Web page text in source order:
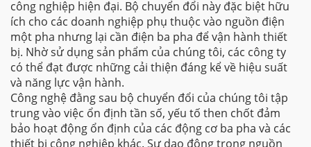
công nghiệp hiện đại. Bộ chuyển đổi này đặc biệt hữu
ích cho các doanh nghiệp phụ thuộc vào nguồn điện
một pha nhưng lại cần điện ba pha để vận hành thiết
bị. Nhờ sử dụng sản phẩm của chúng tôi, các công ty
có thể đạt được những cải thiện đáng kể về hiệu suất
và năng lực vận hành.
Công nghệ đằng sau bộ chuyển đổi của chúng tôi tập
trung vào việc ổn định tần số, yếu tố then chốt đảm
bảo hoạt động ổn định của các động cơ ba pha và các
thiết bị công nghiệp khác. Sự dao động trong nguồn